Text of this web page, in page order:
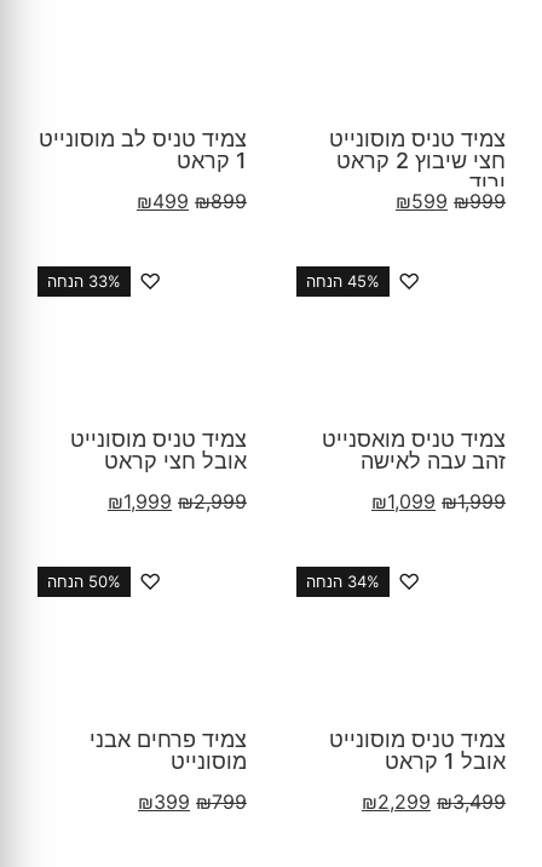
צמיד טניס מוסונייט
חצי שיבוץ 2 קראט
ורוד
₪999
₪599
צמיד טניס לב מוסונייט
1 קראט
₪899
₪499
45% הנחה ♡
צמיד טניס מואסנייט
זהב עבה לאישה
₪1,999
₪1,099
33% הנחה ♡
צמיד טניס מוסונייט
אובל חצי קראט
₪2,999
₪1,999
34% הנחה ♡
צמיד טניס מוסונייט
אובל 1 קראט
₪3,499
₪2,299
50% הנחה ♡
צמיד פרחים אבני
מוסונייט
₪799
₪399